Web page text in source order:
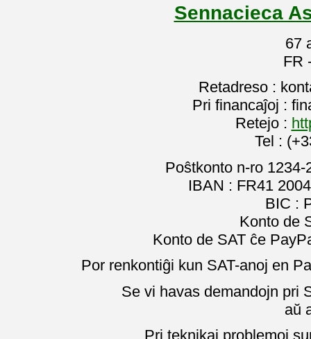
Sennacieca
67
FR
Retadreso :
Pri financaĵoj :
Retejo :
Tel :
Poŝtkonto n-ro
IBAN : FR41
BIC :
Konto de
Konto de SAT ĉe
Por renkontiĝi kun SAT-anoj en
Se vi havas demandojn pri
aŭ
Pri teknikaj problemoj